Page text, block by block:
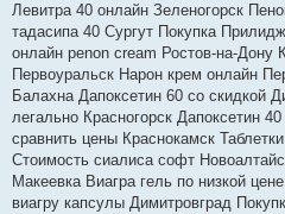
Левитра 40 онлайн Зеленогорск
тадасипа 40 Сургут Покупка
онлайн penon cream Ростов-на-Дону
Первоуральск Нарон крем онлайн
Балахна Дапоксетин 60 со скидкой
легально Красногорск Дапоксетин
сравнить цены Краснокамск
Стоимость сиалиса софт
Макеевка Виагра гель по низкой
виагру капсулы Димитровград